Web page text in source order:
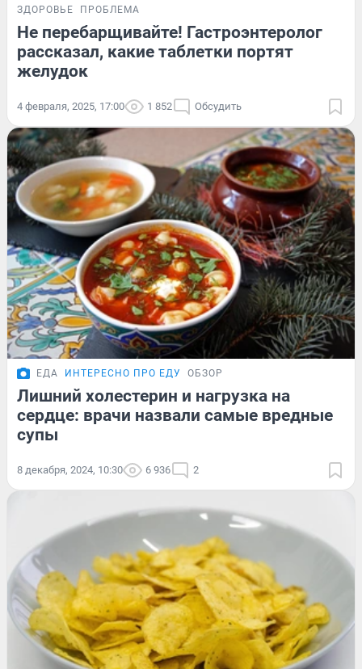
ЗДОРОВЬЕ ПРОБЛЕМА
Не перебарщивайте! Гастроэнтеролог
рассказал, какие таблетки портят
желудок
4 февраля, 2025, 17:00 1 852 Обсудить
ЕДА ИНТЕРЕСНО ПРО ЕДУ ОБЗОР
Лишний холестерин и нагрузка на
сердце: врачи назвали самые вредные
супы
8 декабря, 2024, 10:30 6 936 2